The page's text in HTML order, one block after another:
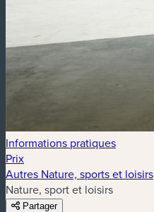
Informations pratiques
Prix
Autres Nature, sports et loisirs
Nature, sport et loisirs
Partager